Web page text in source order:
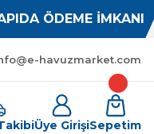
ÖDEME İMKANI
havuzmarket.com
Üye GirişiSepetim